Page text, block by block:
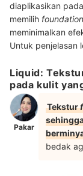
diaplikasikan
memilih foundation
meminimalkan
Untuk penjelasan
Liquid:
pada kulit
Pakar
Tekstur
bedak